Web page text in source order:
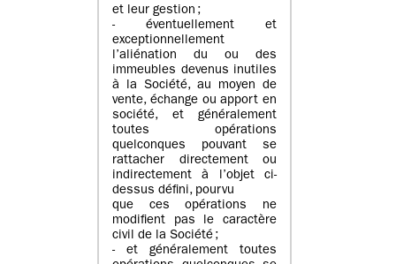
et leur gestion ;
- éventuellement et
exceptionnellement
l’aliénation du ou des
immeubles devenus inutiles
à la Société, au moyen de
vente, échange ou apport en
société, et généralement
toutes opérations
quelconques pouvant se
rattacher directement ou
indirectement à l’objet ci-
dessus défini, pourvu
que ces opérations ne
modifient pas le caractère
civil de la Société ;
- et généralement toutes